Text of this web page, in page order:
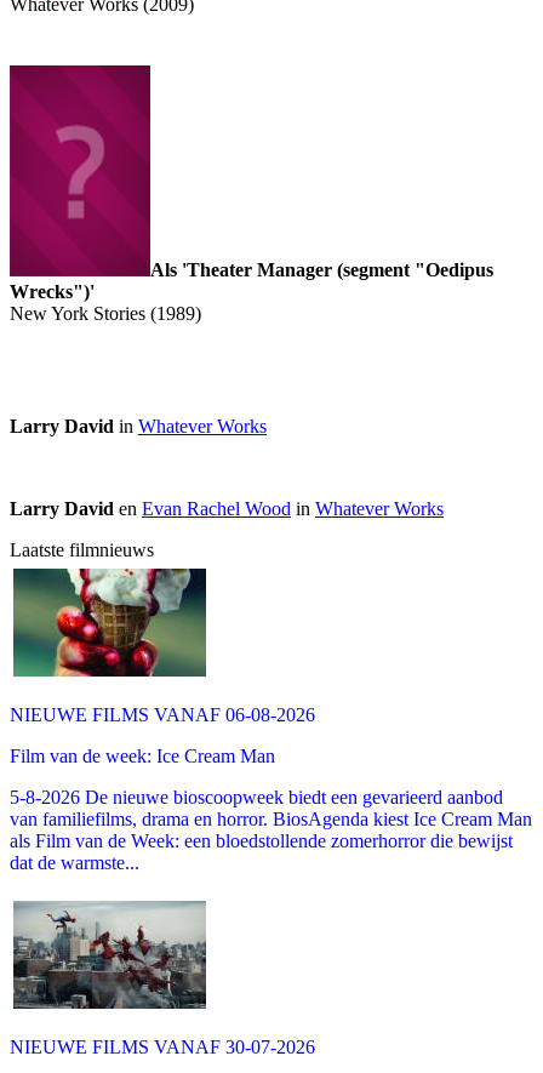
Als 'Theater Manager (segment "Oedipus
Wrecks")'
New York Stories (1989)
Larry David in Whatever Works
Larry David en Evan Rachel Wood in Whatever Works
Laatste filmnieuws
NIEUWE FILMS VANAF 06-08-2026
Film van de week: Ice Cream Man
5-8-2026 De nieuwe bioscoopweek biedt een gevarieerd aanbod
van familiefilms, drama en horror. BiosAgenda kiest Ice Cream Man
als Film van de Week: een bloedstollende zomerhorror die bewijst
dat de warmste...
NIEUWE FILMS VANAF 30-07-2026